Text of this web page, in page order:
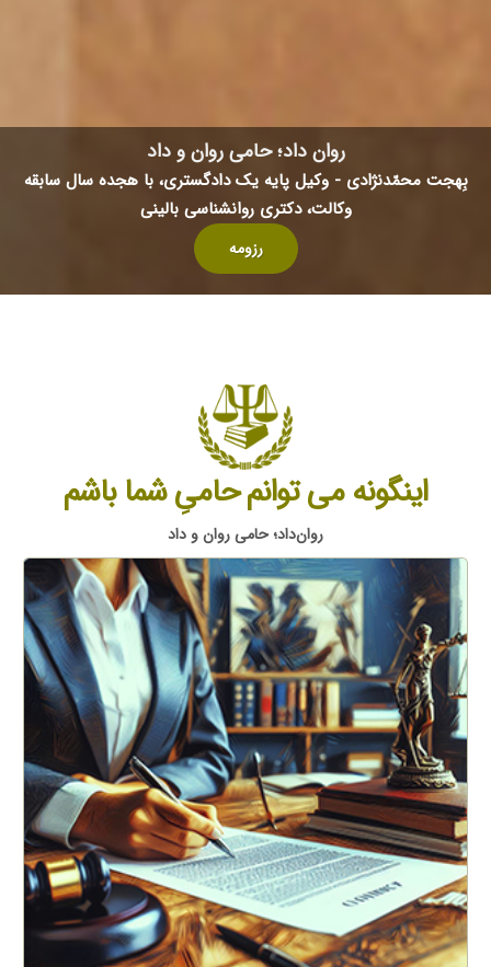
روان داد‌؛ حامی روان‌ و داد
بِهجت محمّدنژادی -وکیل پایه یک دادگستری، با هجده سال سابقه
وکالت، دکتری روانشناسی بالینی
رزومه
اینگونه می توانم حامیِ شما باشم
روان‌داد؛ حامی روان و داد